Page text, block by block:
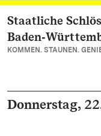
Zum Hauptinhalt
Staatliche
KOMMEN. STAUNEN.
Donnerstag,